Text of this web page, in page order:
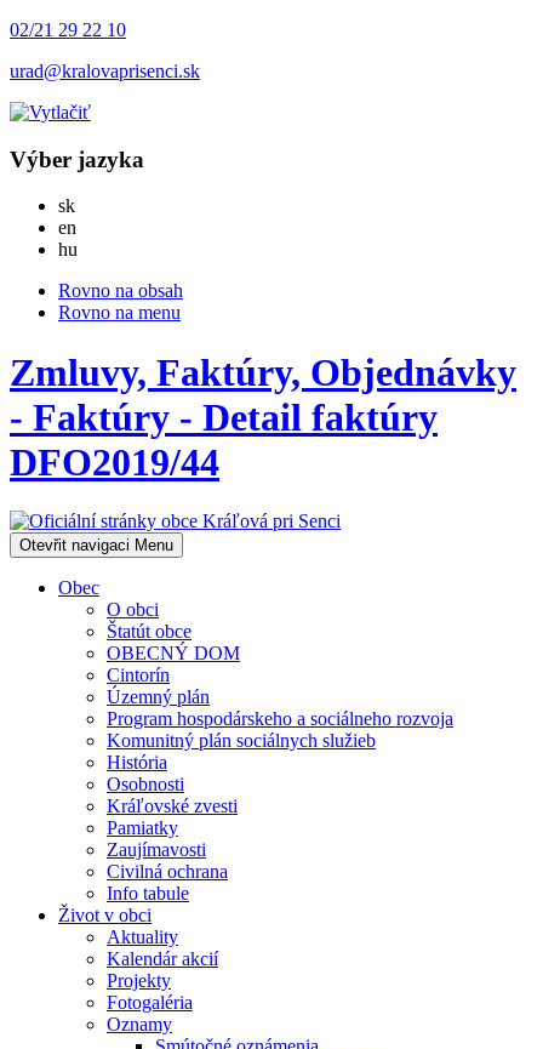
02/21 29 22 10
urad@kralovaprisenci.sk
Výber jazyka
skSlovensky
en
hu
Rovno na obsah
Rovno na menu
Zmluvy, Faktúry, Objednávky
- Faktúry - Detail faktúry
DFO2019/44
Otevřit navigaci Menu
Obec
O obci
Štatút obce
OBECNÝ DOM
Cintorín
Územný plán
Program hospodárskeho a sociálneho rozvoja
Komunitný plán sociálnych služieb
História
Osobnosti
Kráľovské zvesti
Pamiatky
Zaujímavosti
Civilná ochrana
Info tabule
Život v obci
Aktuality
Kalendár akcií
Projekty
Fotogaléria
Oznamy